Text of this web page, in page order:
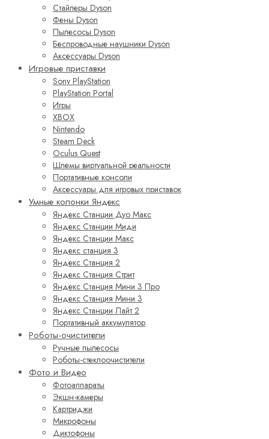
Стайлеры Dyson
Фены Dyson
Пылесосы Dyson
Беспроводные наушники Dyson
Аксессуары Dyson
Игровые приставки
Sony PlayStation
PlayStation Portal
Игры
XBOX
Nintendo
Steam Deck
Oculus Quest
Шлемы виртуальной реальности
Портативные консоли
Аксессуары для игровых приставок
Умные колонки Яндекс
Яндекс Станции Дуо Макс
Яндекс Станции Миди
Яндекс Станции Макс
Яндекс станция 3
Яндекс Станция 2
Яндекс Станция Стрит
Яндекс Станция Мини 3 Про
Яндекс Станция Мини 3
Яндекс Станции Лайт 2
Портативный аккумулятор
Роботы-очистители
Ручные пылесосы
Роботы-стеклоочистители
Фото и Видео
Фотоаппараты
Экшн-камеры
Картриджи
Микрофоны
Диктофоны